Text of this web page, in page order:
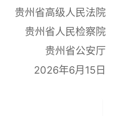
贵州省高级人民法院
贵州省人民检察院
贵州省公安厅
2026年6月15日